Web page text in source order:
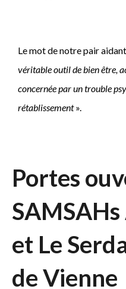
Le mot de notre pair
véritable outil de bien être,
concernée par un trouble
rétablissement».
Portes
et Le
de Vienne